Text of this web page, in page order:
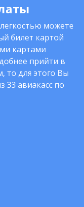
можете
билет картой
картами
прийти в
то для этого Вы
33 авиакасс по